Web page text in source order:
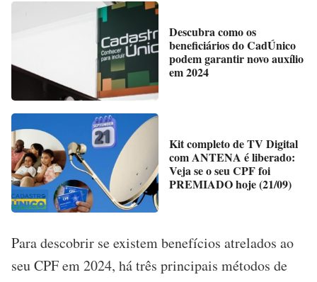
Descubra como os
beneficiários do CadÚnico
podem garantir novo auxílio
em 2024
Kit completo de TV Digital
com ANTENA é liberado:
Veja se o seu CPF foi
PREMIADO hoje (21/09)
Para descobrir se existem benefícios atrelados ao
seu CPF em 2024, há três principais métodos de